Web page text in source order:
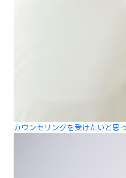
カウンセリングを受けたいと思